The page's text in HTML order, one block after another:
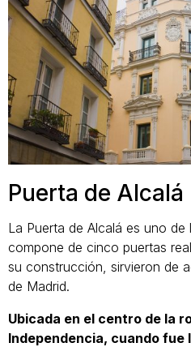
Puerta de Alcalá
La Puerta de Alcalá es uno
compone de cinco puertas
su construcción, sirvieron de
de Madrid.
Ubicada en el centro de la
Independencia, cuando